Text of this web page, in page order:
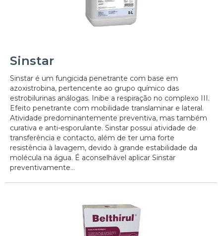
Sinstar
Sinstar é um fungicida penetrante com base em
azoxistrobina, pertencente ao grupo químico das
estrobilurinas análogas. Inibe a respiração no complexo III.
Efeito penetrante com mobilidade translaminar e lateral.
Atividade predominantemente preventiva, mas também
curativa e anti-esporulante. Sinstar possui atividade de
transferência e contacto, além de ter uma forte
resistência à lavagem, devido à grande estabilidade da
molécula na água. É aconselhável aplicar Sinstar
preventivamente...